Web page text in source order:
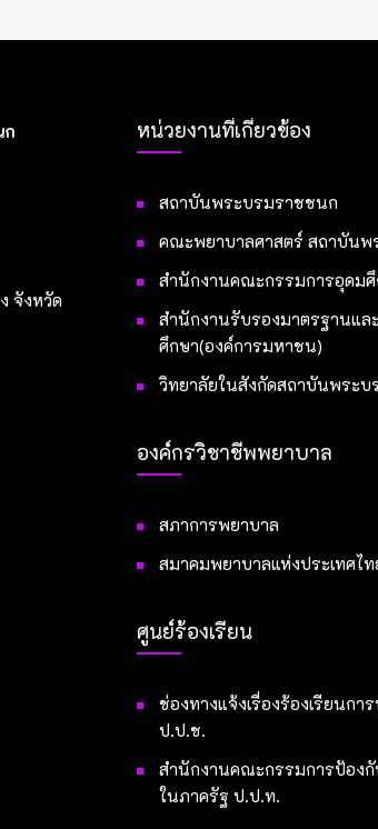
จังหวัด
หน่วยงานที่เกี่ยวข้อง
สถาบันพระบรมราชชนก
คณะพยาบาลศาสตร์ สถาบัน
สำนักงานคณะกรรมการอุดม
สำนักงานรับรองมาตรฐานแ
ศึกษา(องค์การมหาชน)
วิทยาลัยในสังกัดสถาบันพระ
องค์กรวิชาชีพพยาบาล
สภาการพยาบาล
สมาคมพยาบาลแห่งประเทศไท
ศูนย์ร้องเรียน
ช่องทางแจ้งเรื่องร้องเรียนก
ป.ป.ช.
สำนักงานคณะกรรมการป้อง
ในภาครัฐ ป.ป.ท.